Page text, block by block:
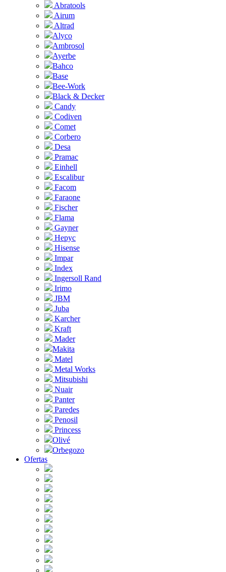
Abratools
Airum
Altrad
Alyco
Ambrosol
Ayerbe
Bahco
Base
Bee-Work
Black & Decker
Candy
Codiven
Comet
Corbero
Desa
Pramac
Einhell
Escalibur
Facom
Faraone
Fischer
Flama
Gayner
Hepyc
Hisense
Impar
Index
Ingersoll Rand
Irimo
JBM
Juba
Karcher
Kraft
Mader
Makita
Matel
Metal Works
Mitsubishi
Nuair
Panter
Paredes
Penosil
Princess
Olivé
Orbegozo
Ofertas